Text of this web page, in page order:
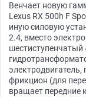
Венчает новую
Lexus RX 500h F
иную силовую
2.4, вместо
шестиступенчатый
фрикцион (для
вращает передние